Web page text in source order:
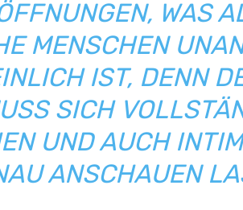
WAS
MENSCHEN
IST, DENN
SICH
UND AUCH
ANSCHAUEN